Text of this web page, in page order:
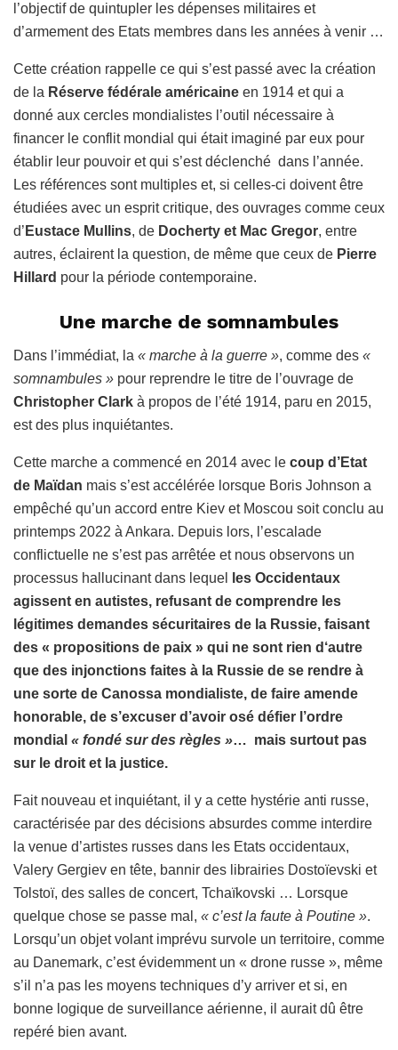
l’objectif de quintupler les dépenses militaires et
d’armement des Etats membres dans les années à venir …
Cette création rappelle ce qui s’est passé avec la création
de la Réserve fédérale américaine en 1914 et qui a
donné aux cercles mondialistes l’outil nécessaire à
financer le conflit mondial qui était imaginé par eux pour
établir leur pouvoir et qui s’est déclenché dans l’année.
Les références sont multiples et, si celles-ci doivent être
étudiées avec un esprit critique, des ouvrages comme ceux
d’ Eustace Mullins, de Docherty et Mac Gregor, entre
autres, éclairent la question, de même que ceux de Pierre
Hillard pour la période contemporaine.
Une marche de somnambules
Dans l’immédiat, la « marche à la guerre », comme des «
somnambules » pour reprendre le titre de l’ouvrage de
Christopher Clark à propos de l’été 1914, paru en 2015,
est des plus inquiétantes.
Cette marche a commencé en 2014 avec le coup d’Etat
de Maïdan mais s’est accélérée lorsque Boris Johnson a
empêché qu’un accord entre Kiev et Moscou soit conclu au
printemps 2022 à Ankara. Depuis lors, l’escalade
conflictuelle ne s’est pas arrêtée et nous observons un
processus hallucinant dans lequel
les Occidentaux
agissent en autistes, refusant de comprendre les
légitimes demandes sécuritaires de la Russie, faisant
des « propositions de paix » qui ne sont rien d‘autre
que des injonctions faites à la Russie de se rendre à
une sorte de Canossa mondialiste, de faire amende
honorable, de s’excuser d’avoir osé défier l’ordre
mondial « fondé sur des règles »… mais surtout pas
sur le droit et la justice.
Fait nouveau et inquiétant, il y a cette hystérie anti russe,
caractérisée par des décisions absurdes comme interdire
la venue d’artistes russes dans les Etats occidentaux,
Valery Gergiev en tête, bannir des librairies Dostoïevski et
Tolstoï, des salles de concert, Tchaïkovski … Lorsque
quelque chose se passe mal, « c’est la faute à Poutine ».
Lorsqu’un objet volant imprévu survole un territoire, comme
au Danemark, c’est évidemment un « drone russe », même
s’il n’a pas les moyens techniques d’y arriver et si, en
bonne logique de surveillance aérienne, il aurait dû être
repéré bien avant.